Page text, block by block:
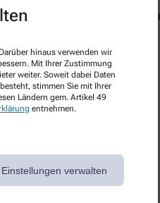
hinaus verwenden wir
Mit Ihrer Zustimmung
weiter. Soweit dabei Daten
stimmen Sie mit Ihrer
Ländern gem. Artikel 49
entnehmen.
Einstellungen verwalten
(AMG)